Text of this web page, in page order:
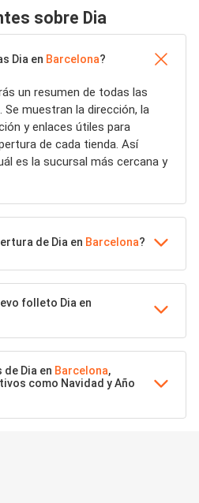
sobre Dia
Dia en Barcelona?
un resumen de todas las
. Se muestran la dirección, la
y enlaces útiles para
de cada tienda. Así
es la sucursal más cercana y
de Dia en Barcelona?
folleto Dia en
Dia en Barcelona,
como Navidad y Año